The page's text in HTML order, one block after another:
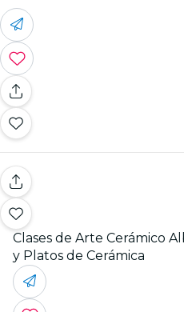
Clases de Arte Cerámico
y Platos de Cerámica